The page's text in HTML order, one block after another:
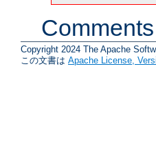
Copyright 2024 The Apache
この文書は Apache License,